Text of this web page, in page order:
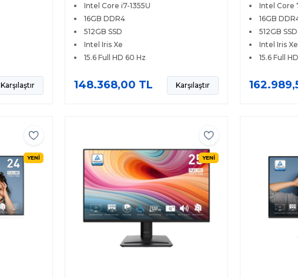
Karşılaştır
Intel Core i7-1355U
16GB DDR4
512GB SSD
Intel Iris Xe
15.6 Full HD 60 Hz
148.368,00 TL Karşılaştır
Intel Core
16GB
512GB SSD
Intel Iris Xe
15.6 Full
YENİ YENİ